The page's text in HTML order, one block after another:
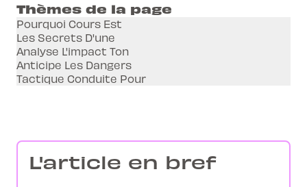
Thèmes de la page
Pourquoi Cours Est
Les Secrets D'une
Analyse L'impact Ton
Anticipe Les Dangers
Tactique Conduite Pour
L'article en bref